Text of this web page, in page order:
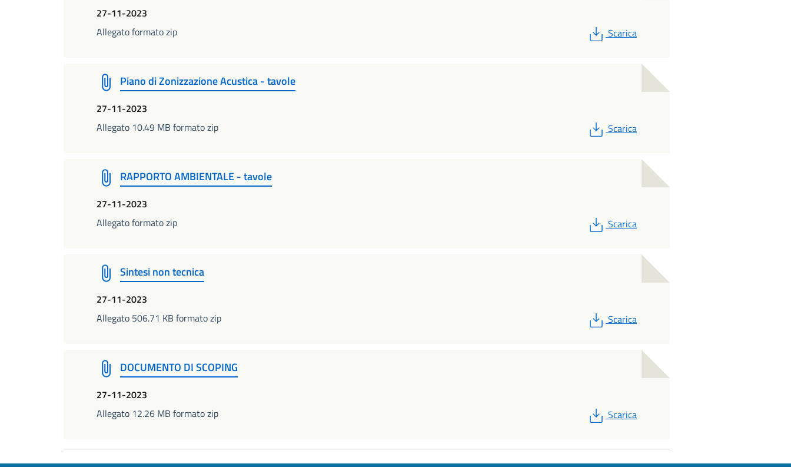
27-11-2023
Allegato formato zip
PDF
Scarica
Piano di Zonizzazione Acustica - tavole
27-11-2023
Allegato 10.49 MB formato zip
PDF
Scarica
RAPPORTO AMBIENTALE - tavole
27-11-2023
Allegato formato zip
PDF
Scarica
Sintesi non tecnica
27-11-2023
Allegato 506.71 KB formato zip
PDF
Scarica
DOCUMENTO DI SCOPING
27-11-2023
Allegato 12.26 MB formato zip
PDF
Scarica